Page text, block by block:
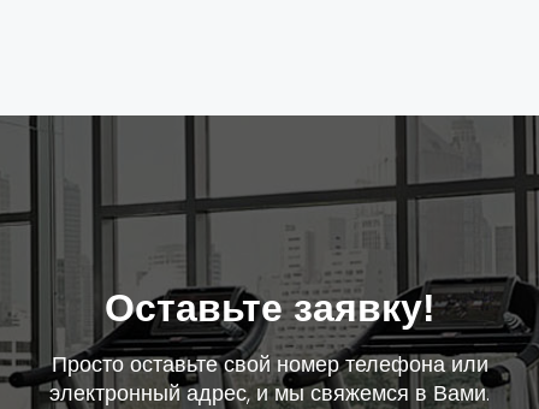
Оставьте заявку!
Просто оставьте свой номер телефона или
электронный адрес, и мы свяжемся в Вами.